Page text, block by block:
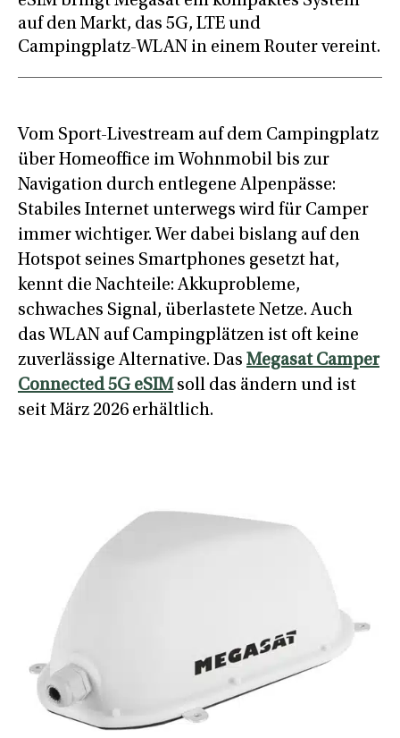
auf den Markt, das 5G, LTE und
Campingplatz-WLAN in einem Router vereint.
Vom Sport-Livestream auf dem Campingplatz
über Homeoffice im Wohnmobil bis zur
Navigation durch entlegene Alpenpässe:
Stabiles Internet unterwegs wird für Camper
immer wichtiger. Wer dabei bislang auf den
Hotspot seines Smartphones gesetzt hat,
kennt die Nachteile: Akkuprobleme,
schwaches Signal, überlastete Netze. Auch
das WLAN auf Campingplätzen ist oft keine
zuverlässige Alternative. Das Megasat Camper
Connected 5G eSIMsoll das ändern und ist
seit März 2026 erhältlich.